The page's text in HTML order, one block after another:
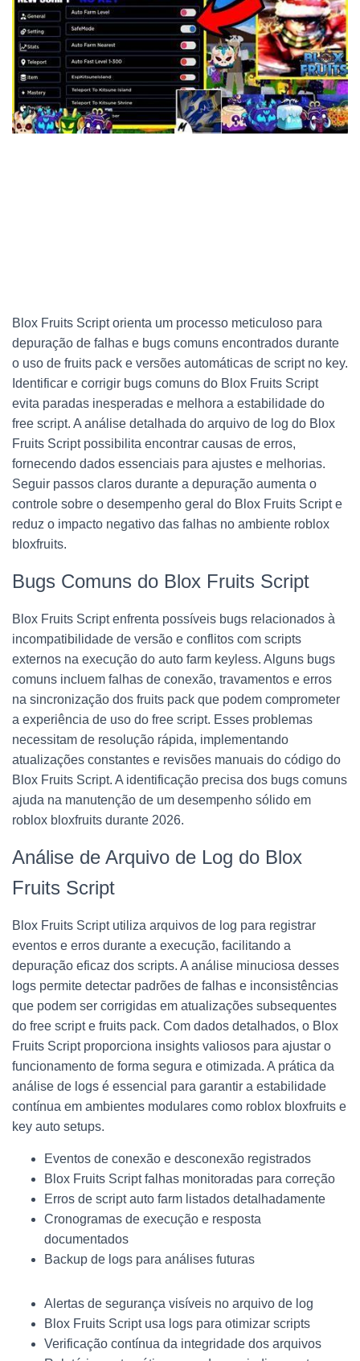
Blox Fruits Script orienta um processo meticuloso para
depuração de falhas e bugs comuns encontrados durante
o uso de fruits pack e versões automáticas de script no key.
Identificar e corrigir bugs comuns do Blox Fruits Script
evita paradas inesperadas e melhora a estabilidade do
free script. A análise detalhada do arquivo de log do Blox
Fruits Script possibilita encontrar causas de erros,
fornecendo dados essenciais para ajustes e melhorias.
Seguir passos claros durante a depuração aumenta o
controle sobre o desempenho geral do Blox Fruits Script e
reduz o impacto negativo das falhas no ambiente roblox
bloxfruits.
Bugs Comuns do Blox Fruits Script
Blox Fruits Script enfrenta possíveis bugs relacionados à
incompatibilidade de versão e conflitos com scripts
externos na execução do auto farm keyless. Alguns bugs
comuns incluem falhas de conexão, travamentos e erros
na sincronização dos fruits pack que podem comprometer
a experiência de uso do free script. Esses problemas
necessitam de resolução rápida, implementando
atualizações constantes e revisões manuais do código do
Blox Fruits Script. A identificação precisa dos bugs comuns
ajuda na manutenção de um desempenho sólido em
roblox bloxfruits durante 2026.
Análise de Arquivo de Log do Blox
Fruits Script
Blox Fruits Script utiliza arquivos de log para registrar
eventos e erros durante a execução, facilitando a
depuração eficaz dos scripts. A análise minuciosa desses
logs permite detectar padrões de falhas e inconsistências
que podem ser corrigidas em atualizações subsequentes
do free script e fruits pack. Com dados detalhados, o Blox
Fruits Script proporciona insights valiosos para ajustar o
funcionamento de forma segura e otimizada. A prática da
análise de logs é essencial para garantir a estabilidade
contínua em ambientes modulares como roblox bloxfruits e
key auto setups.
Eventos de conexão e desconexão registrados
Blox Fruits Script falhas monitoradas para correção
Erros de script auto farm listados detalhadamente
Cronogramas de execução e resposta
documentados
Backup de logs para análises futuras
Alertas de segurança visíveis no arquivo de log
Blox Fruits Script usa logs para otimizar scripts
Verificação contínua da integridade dos arquivos